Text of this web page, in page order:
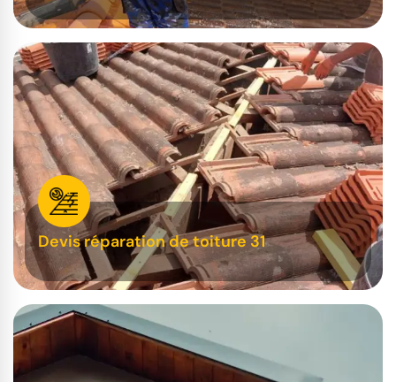
Devis réparation de toiture 31